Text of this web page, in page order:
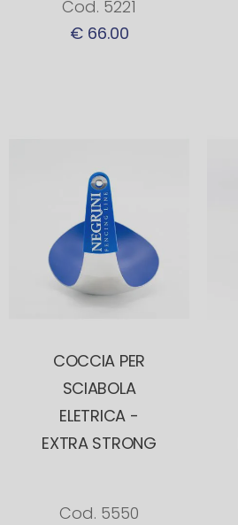
Cod. 5221
€ 66.00
COCCIA PER
SCIABOLA
ELETRICA -
EXTRA STRONG
Cod. 5550